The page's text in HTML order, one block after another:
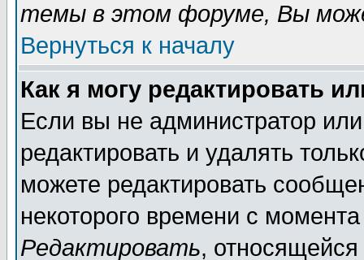
темы в этом форуме, Вы
Вернуться к началу
Как я могу редактировать
Если вы не администратор
редактировать и удалять
можете редактировать
некоторого времени с
Редактировать,